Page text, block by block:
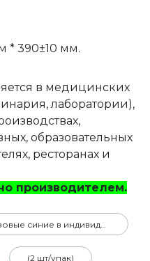
* 390±10 мм.
в медицинских
лаборатории),
образовательных
ресторанах и
производителем.
Бахилы медицинские одноразовые синие в индивидуальной упаковке
(2 шт/упак)